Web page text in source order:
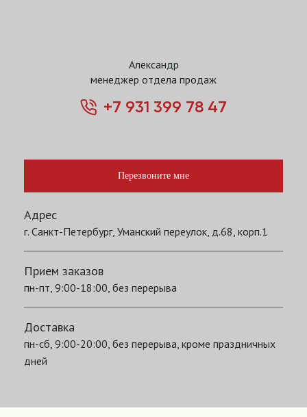
Александр
менеджер отдела продаж
+7 931 399 78 47
Перезвоните мне
Адрес
г. Санкт-Петербург, Уманский переулок, д.68, корп.1
Прием заказов
пн-пт, 9:00-18:00, без перерыва
Доставка
пн-сб, 9:00-20:00, без перерыва, кроме праздничных
дней